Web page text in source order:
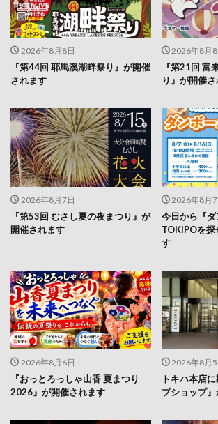
2026年8月8日
『第44回 耶馬溪湖畔祭り』が開催
されます
2026年8月8
『第21回 富
り』が開催
2026年8月7日
『第53回 むさし夏の夜まつり』が
開催されます
2026年8月7
今日から『
TOKIPOを探
す
2026年8月6日
『おっとろっしゃ山香 夏まつり
2026』が開催されます
2026年8月5
トキハ本店
プショップ』